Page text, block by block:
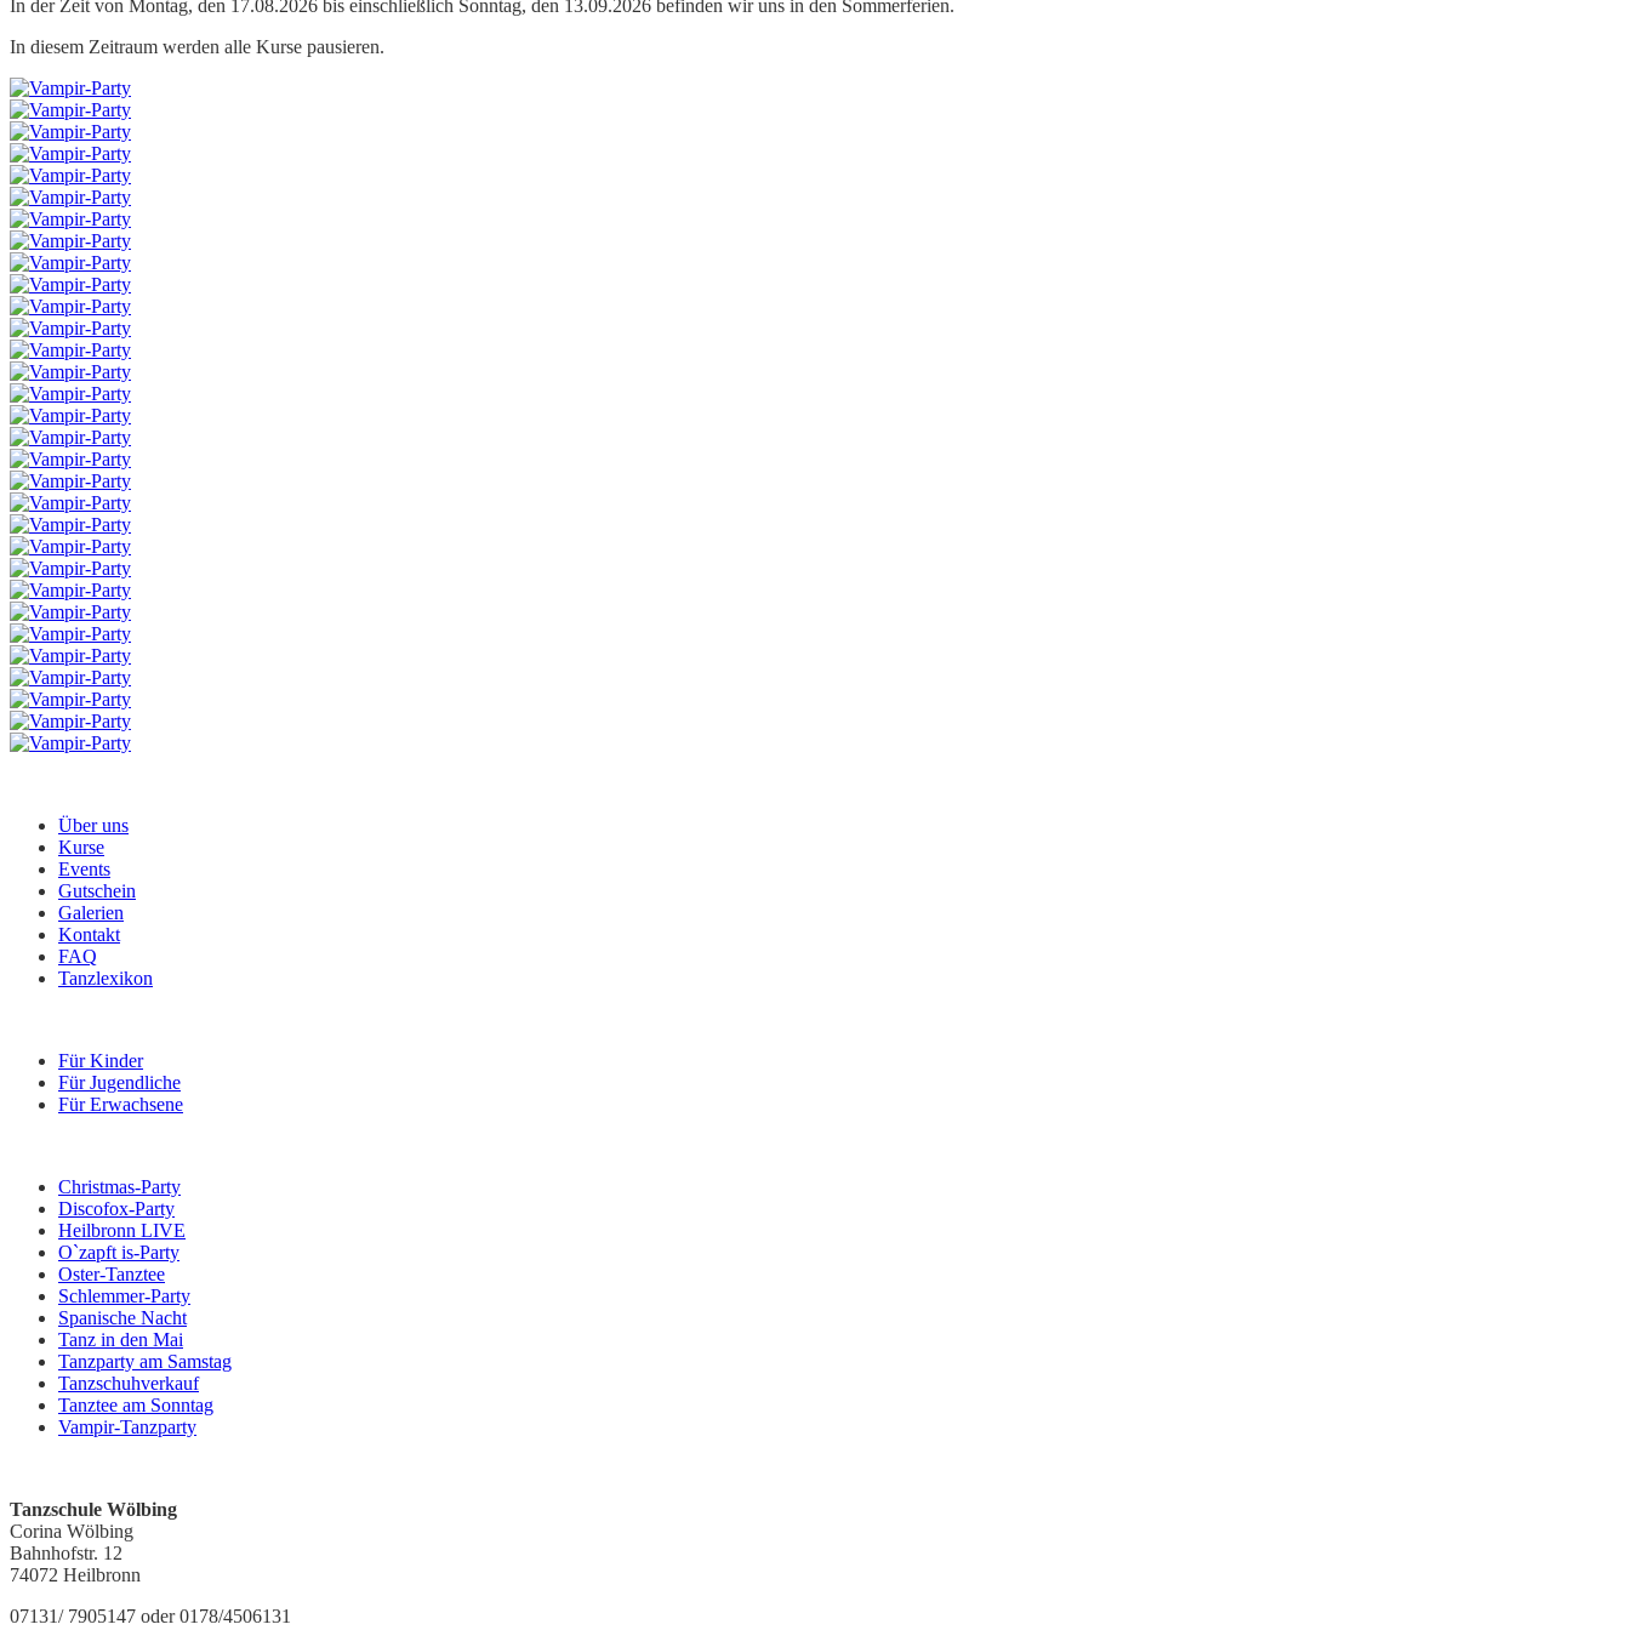
In der Zeit von Montag, den 17.08.2026 bis einschließlich Sonntag, den 13.09.2026 befinden wir uns in den Sommerferien.
In diesem Zeitraum werden alle Kurse pausieren.
Über uns
Kurse
Events
Gutschein
Galerien
Kontakt
FAQ
Tanzlexikon
Für Kinder
Für Jugendliche
Für Erwachsene
Christmas-Party
Discofox-Party
Heilbronn LIVE
O`zapft is-Party
Oster-Tanztee
Schlemmer-Party
Spanische Nacht
Tanz in den Mai
Tanzparty am Samstag
Tanzschuhverkauf
Tanztee am Sonntag
Vampir-Tanzparty
Tanzschule Wölbing
Corina Wölbing
Bahnhofstr. 12
74072 Heilbronn
07131/ 7905147 oder 0178/4506131